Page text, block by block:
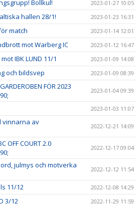
Bollkul! 2023-01-27 10:05
hallen 28/1! 2023-01-23 16:31
match 2023-01-14 12:01
mot Warberg IC 2023-01-12 16:47
IBK LUND 11/1 2023-01-09 14:08
och bildsvep 2023-01-09 08:39
FÖR 2023
2023-01-04 09:39
2023-01-03 11:07
vinnarna av
2022-12-21 14:09
OFF COURT 2.0
2022-12-17 09:04
julmys och motverka
2022-12-12 11:54
11/12 2022-12-08 14:29
3/12 2022-11-29 11:59